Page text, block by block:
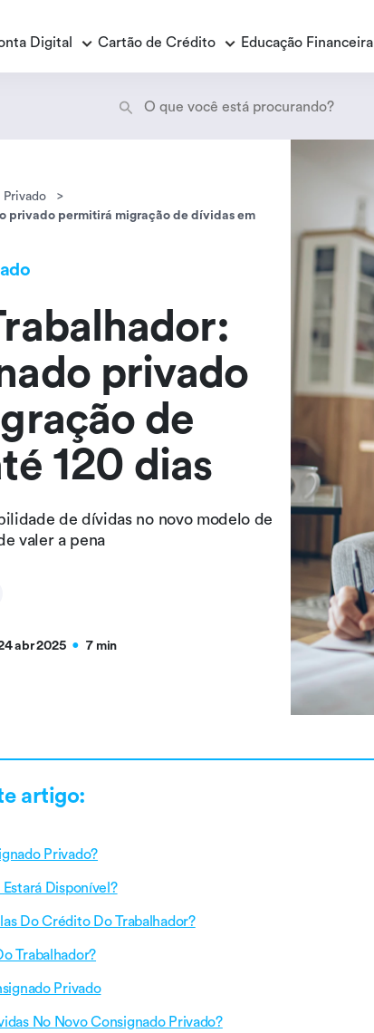
Empréstimo Consignado
Empréstimo Consignado Loas
Digital Cartão de Crédito Educação Financeira
privado permitirá migração de dívidas em
privado
de
120 dias
de dívidas no novo modelo de
valer a pena
abr 2025 ●
7 min
artigo:
Privado?
Disponível?
Do Crédito Do Trabalhador?
Trabalhador?
Privado
No Novo Consignado Privado?